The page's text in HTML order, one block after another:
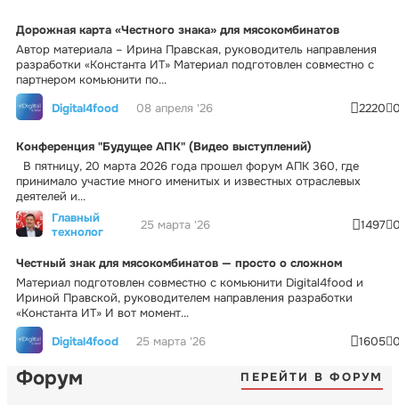
Дорожная карта «Честного знака» для мясокомбинатов
Автор материала – Ирина Правская, руководитель направления
разработки «Константа ИТ» Материал подготовлен совместно с
партнером комьюнити по...
Digital4food
08 апреля '26 2220
Конференция "Будущее АПК" (Видео выступлений)
В пятницу, 20 марта 2026 года прошел форум АПК 360, где
принимало участие много именитых и известных отраслевых
деятелей и...
Главный
технолог
25 марта '26 1497
Честный знак для мясокомбинатов — просто о сложном
Материал подготовлен совместно с комьюнити Digital4food и
Ириной Правской, руководителем направления разработки
«Константа ИТ» И вот момент...
Digital4food
25 марта '26 1605
Форум ПЕРЕЙТИ В ФОРУМ